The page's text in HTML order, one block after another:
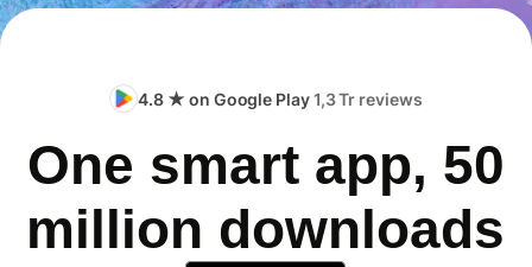
4.8 ★ on Google Play1,3 Tr reviews
One smart app, 50
million downloads